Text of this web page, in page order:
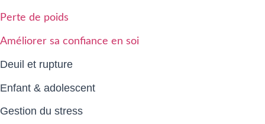
Perte de poids
Améliorer sa confiance en soi
Deuil et rupture
Enfant & adolescent
Gestion du stress